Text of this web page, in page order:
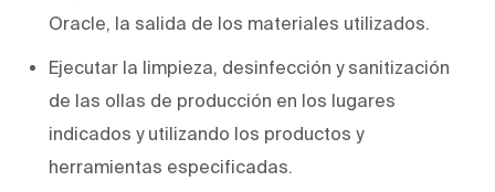
Oracle, la salida de los materiales utilizados.
Ejecutar la limpieza, desinfección y sanitización
de las ollas de producción en los lugares
indicados y utilizando los productos y
herramientas especificadas.